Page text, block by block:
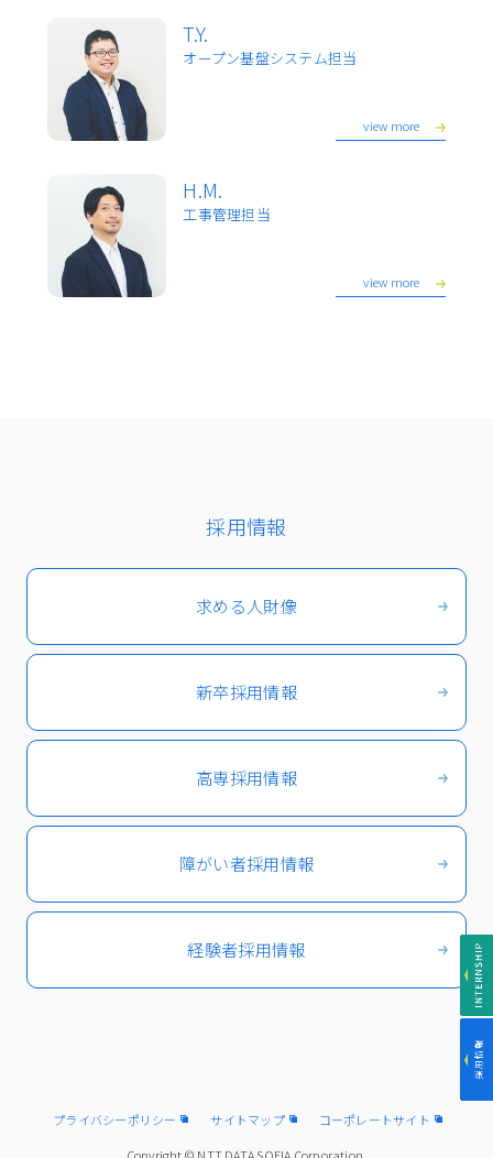
T.Y.
オープン基盤システム担当
view more
H.M.
工事管理担当
view more
採用情報
求める人財像
新卒採用情報
高専採用情報
障がい者採用情報
経験者採用情報
プライバシーポリシー サイトマップ
コーポレートサイト
Copyright © NTT DATA SOFIA Corporation.